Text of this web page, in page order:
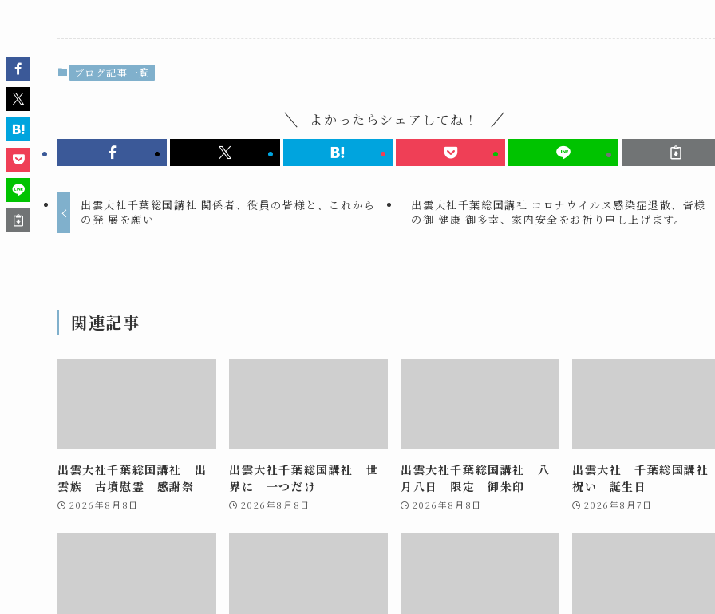
ブログ記事一覧
よかったらシェアしてね！
出雲大社千葉総国講社 関係者、役員の皆様と、これから
の発 展を願い
出雲大社千葉総国講社 コロナウイルス感染症退散、皆様
の御 健康 御多幸、家内安全をお祈り申し上げます。
関連記事
出雲大社千葉総国講社 出
雲族 古墳慰霊 感謝祭
2026年8月8日
出雲大社千葉総国講社 世
界に 一つだけ
2026年8月8日
出雲大社千葉総国講社 八
月八日 限定 御朱印
2026年8月8日
出雲大社 千葉総国講
祝い 誕生日
2026年8月7日